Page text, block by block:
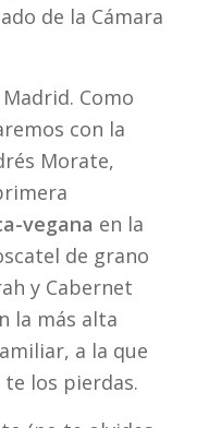
de la Cámara
Como
con la
Morate,
vegana en la
de grano
y Cabernet
la más alta
a la que
te los pierdas.